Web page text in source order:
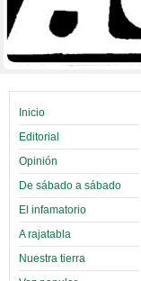
Inicio
Editorial
Opinión
De sábado a sábado
El infamatorio
A rajatabla
Nuestra tierra